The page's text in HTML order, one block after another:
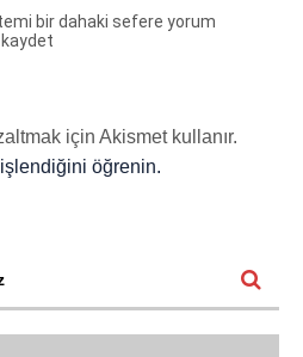
bir dahaki sefere yorum
kaydet
için Akismet kullanır.
öğrenin.